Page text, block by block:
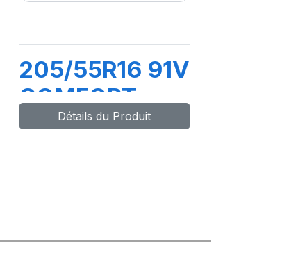
205/55R16 91V
COMFORT
MASTER
Détails du Produit